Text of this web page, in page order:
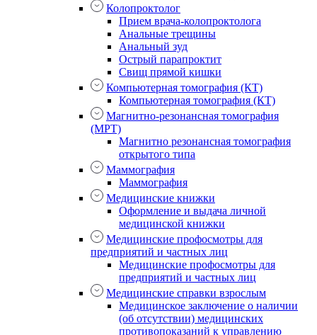
Колопроктолог
Прием врача-колопроктолога
Анальные трещины
Анальный зуд
Острый парапроктит
Свищ прямой кишки
Компьютерная томография (КТ)
Компьютерная томография (КТ)
Магнитно-резонансная томография
(МРТ)
Магнитно резонансная томография
открытого типа
Маммография
Маммография
Медицинские книжки
Оформление и выдача личной
медицинской книжки
Медицинские профосмотры для
предприятий и частных лиц
Медицинские профосмотры для
предприятий и частных лиц
Медицинские справки взрослым
Медицинское заключение о наличии
(об отсутствии) медицинских
противопоказаний к управлению